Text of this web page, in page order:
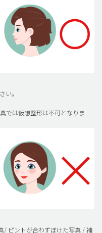
い。
では仮想整形は不可となりま
/ ピントが合わずぼけた写真 / 補